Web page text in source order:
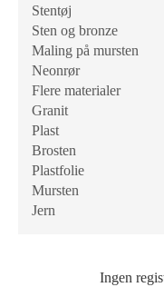
Stentøj
Sten og bronze
Maling på mursten
Neonrør
Flere materialer
Granit
Plast
Brosten
Plastfolie
Mursten
Jern
Ingen